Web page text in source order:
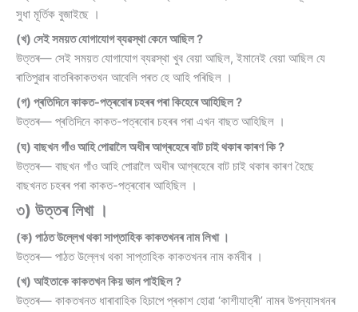
সুধা মূৰ্তিক বুজাইছে ।
(খ) সেই সময়ত যোগাযোগ ব্যৱস্থা কেনে আছিল ?
উত্তৰ— সেই সময়ত যোগাযোগ ব্যৱস্থা খুব বেয়া আছিল, ইমানেই বেয়া আছিল যে
ৰাতিপুৱাৰ বাতৰিকাকতখন আবেলি পৰত হে আহি পৰিছিল ।
(গ) প্ৰতিদিনে কাকত-পত্ৰবোৰ চহৰৰ পৰা কিহেৰে আহিছিল ?
উত্তৰ— প্ৰতিদিনে কাকত-পত্ৰবোৰ চহৰৰ পৰা এখন বাছত আহিছিল ।
(ঘ) বাছখন গাঁও আহি পোৱালৈ অধীৰ আগ্ৰহেৰে বাট চাই থকাৰ কাৰণ কি ?
উত্তৰ— বাছখন গাঁও আহি পোৱালৈ অধীৰ আগ্ৰহেৰে বাট চাই থকাৰ কাৰণ হৈছে
বাছখনত চহৰৰ পৰা কাকত-পত্ৰবোৰ আহিছিল ।
৩) উত্তৰ লিখা ।
(ক) পাঠত উল্লেখ থকা সাপ্তাহিক কাকতখনৰ নাম লিখা ।
উত্তৰ— পাঠত উল্লেখ থকা সাপ্তাহিক কাকতখনৰ নাম কৰ্মবীৰ ।
(খ) আইতাকে কাকতখন কিয় ভাল পাইছিল ?
উত্তৰ— কাকতখনত ধাৰাবাহিক হিচাপে প্ৰকাশ হোৱা ‘কাশীযাত্ৰী’ নামৰ উপন্যাসখনৰ